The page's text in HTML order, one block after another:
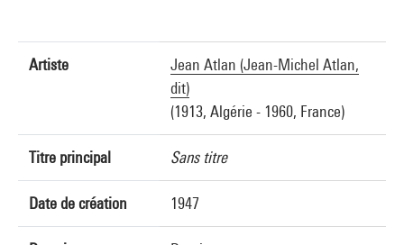
Artiste
Jean Atlan (Jean-Michel Atlan,
dit)
(1913, Algérie - 1960, France)
Titre principal Sans titre
Date de création 1947